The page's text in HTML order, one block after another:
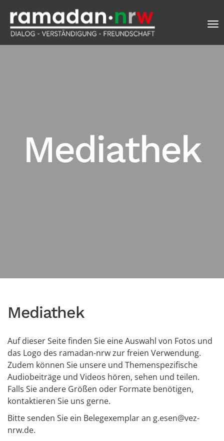
Mediathek
Mediathek
Auf dieser Seite finden Sie eine Auswahl von Fotos und
das Logo des ramadan-nrw zur freien Verwendung.
Zudem können Sie unsere und Themenspezifische
Audiobeiträge und Videos hören, sehen und teilen.
Falls Sie andere Größen oder Formate benötigen,
kontaktieren Sie uns gerne.
Bitte senden Sie ein Belegexemplar an g.esen@vez-
nrw.de.